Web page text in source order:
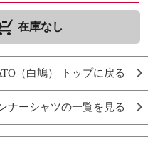
在庫なし
（白鳩） トップに戻る
ナーシャツの一覧を見る